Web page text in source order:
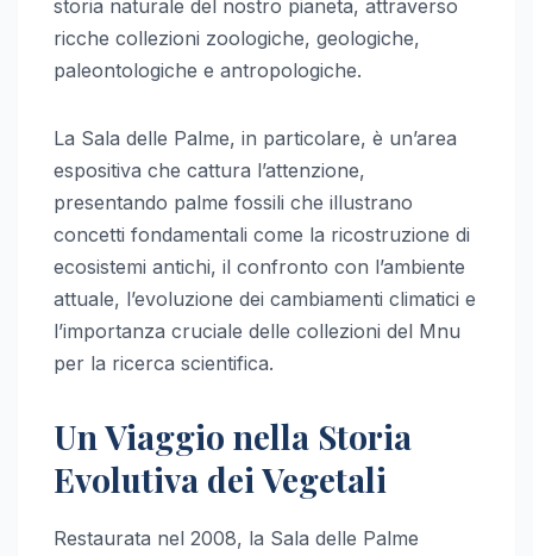
storia naturale del nostro pianeta, attraverso
ricche collezioni zoologiche, geologiche,
paleontologiche e antropologiche.
La Sala delle Palme, in particolare, è un’area
espositiva che cattura l’attenzione,
presentando palme fossili che illustrano
concetti fondamentali come la ricostruzione di
ecosistemi antichi, il confronto con l’ambiente
attuale, l’evoluzione dei cambiamenti climatici e
l’importanza cruciale delle collezioni del Mnu
per la ricerca scientifica.
Un Viaggio nella Storia
Evolutiva dei Vegetali
Restaurata nel 2008, la Sala delle Palme